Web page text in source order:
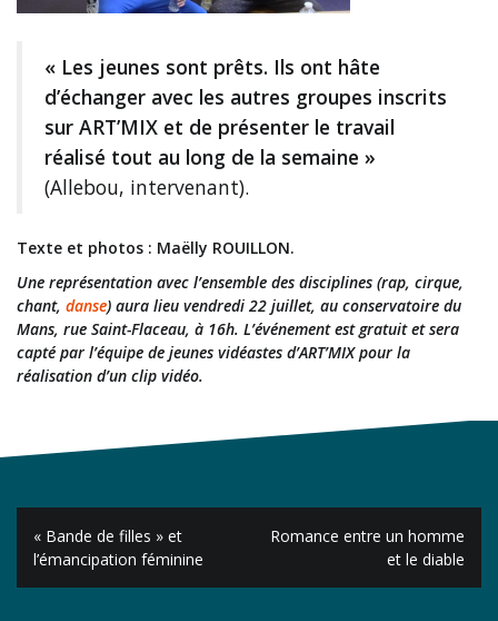
« Les jeunes sont prêts. Ils ont hâte
d’échanger avec les autres groupes inscrits
sur ART’MIX et de présenter le travail
réalisé tout au long de la semaine »
(Allebou, intervenant).
Texte et photos : Maëlly ROUILLON.
Une représentation avec l’ensemble des disciplines (rap, cirque,
chant, danse) aura lieu vendredi 22 juillet, au conservatoire du
Mans, rue Saint-Flaceau, à 16h. L’événement est gratuit et sera
capté par l’équipe de jeunes vidéastes d’ART’MIX pour la
réalisation d’un clip vidéo.
Navigation
de
l’article
« Bande de filles » et
l’émancipation féminine
Romance entre un homme
et le diable